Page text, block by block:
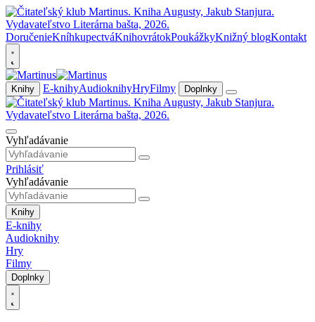
DoručenieKníhkupectváKnihovrátokPoukážkyKnižný blogKontakt
Knihy E-knihyAudioknihyHryFilmy Doplnky
Vyhľadávanie
Prihlásiť
Vyhľadávanie
Knihy
E-knihy
Audioknihy
Hry
Filmy
Doplnky